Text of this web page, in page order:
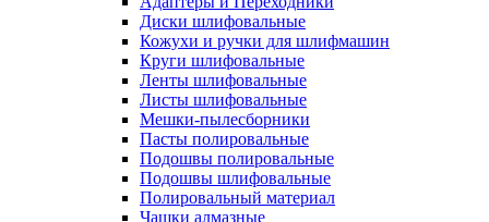
Диски шлифовальные
Кожухи и ручки для шлифмашин
Круги шлифовальные
Ленты шлифовальные
Листы шлифовальные
Мешки-пылесборники
Пасты полировальные
Подошвы полировальные
Подошвы шлифовальные
Полировальный материал
Чашки алмазные